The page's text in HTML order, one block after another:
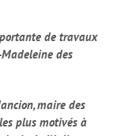
de travaux
des
maire des
plus motivés à